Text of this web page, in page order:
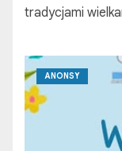
tradycjami
ANONSY